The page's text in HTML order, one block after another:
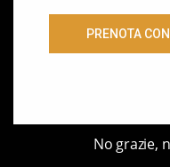
PRENOTA
No grazie,